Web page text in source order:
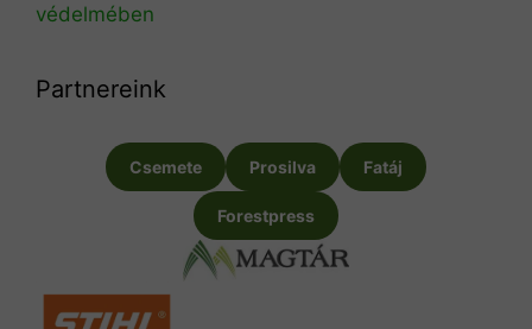
védelmében
Partnereink
Csemete Prosilva Fatáj
Forestpress